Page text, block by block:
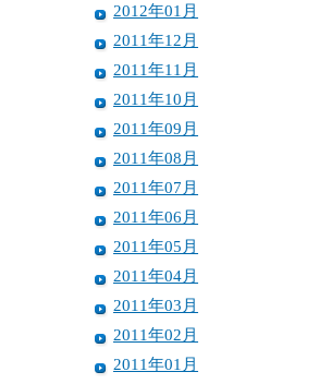
2012年01月
2011年12月
2011年11月
2011年10月
2011年09月
2011年08月
2011年07月
2011年06月
2011年05月
2011年04月
2011年03月
2011年02月
2011年01月